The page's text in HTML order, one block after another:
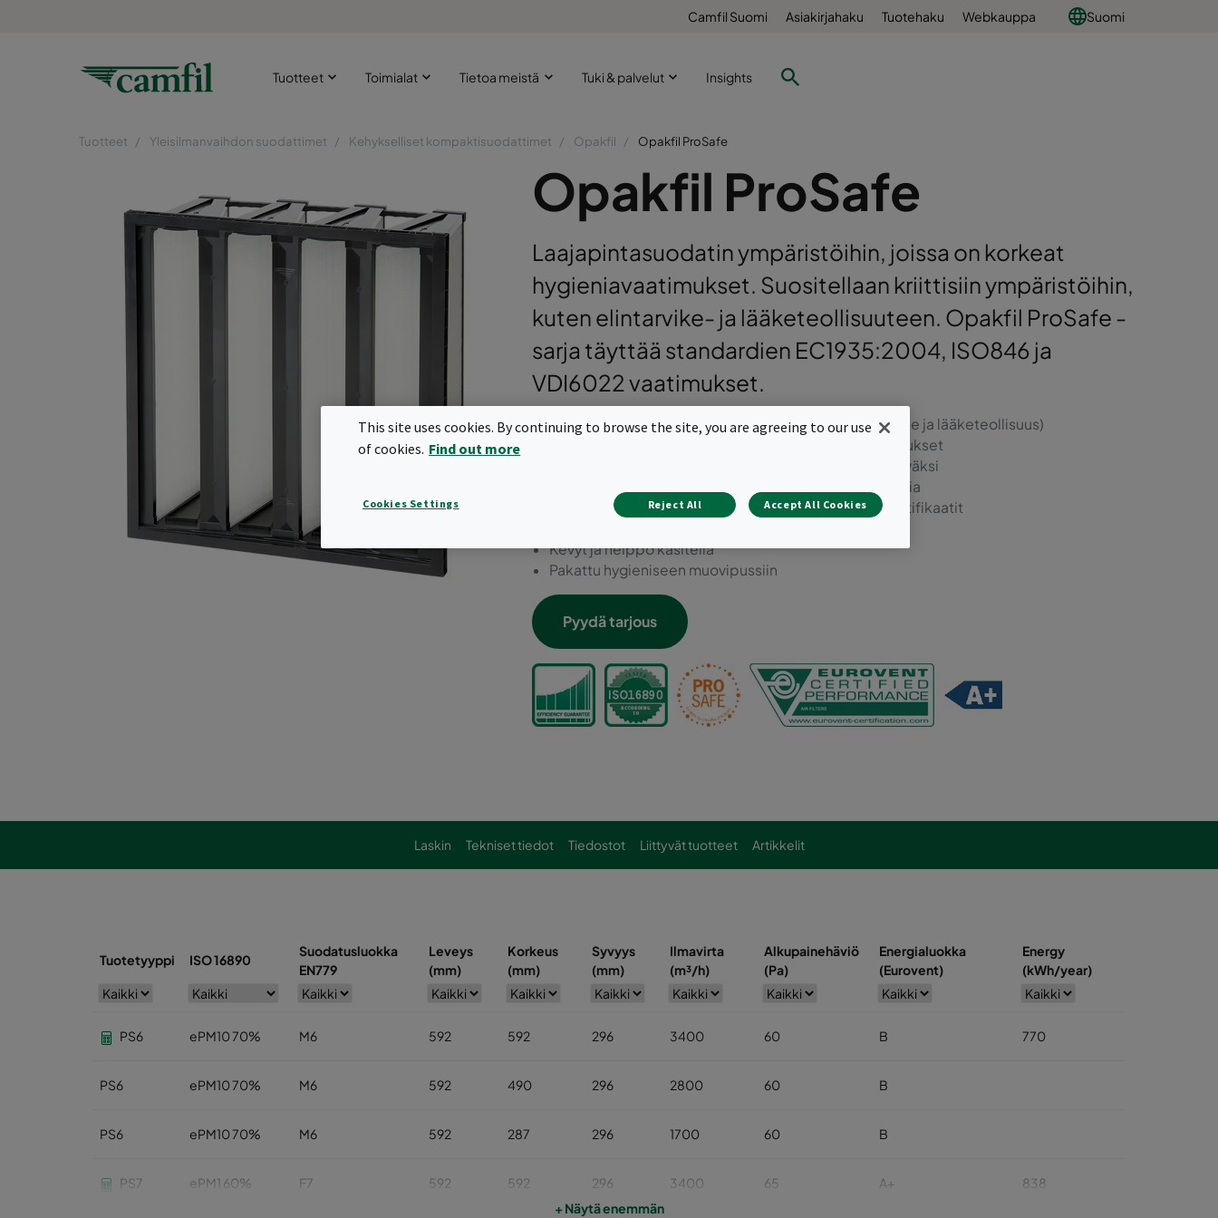
Camfil Suomi Asiakirjahaku Tuotehaku Webkauppa Suomi
Tuotteet Toimialat Tietoa meistä Tuki & palvelut Insights
Tuotteet Yleisilmanvaihdon suodattimet Kehykselliset kompaktisuodattimet Opakfil Opakfil ProSafe
Opakfil ProSafe
Laajapintasuodatin ympäristöihin, joissa on korkeat
hygieniavaatimukset. Suositellaan kriittisiin ympäristöihin,
kuten elintarvike- ja lääketeollisuuteen. Opakfil ProSafe -
sarja täyttää standardien EC1935:2004, ISO846 ja
VDI6022 vaatimukset.
Suunnittelun lähtökohtana tuoteturvallisuus (elintarvike ja lääketeollisuus)
Täyttää elintarviketeollisuuden EC 1935:2004 vaatimukset
Sertifioitu ISO 846 / VDI 6022 mikrobikasvua ehkäiseväksi
Suodatinmateriaalina kehittyneintä lasikuitumateriaalia
Suodattimessa QR -koodi, josta löytyvät tiedot ja sertifikaatit
Kevyt ja helppo käsitellä
Pakattu hygieniseen muovipussiin
Pyydä tarjous
Laskin Tekniset tiedot Tiedostot Liittyvät tuotteet Artikkelit
Tuotetyyppi ISO 16890
Suodatusluokka
EN779
Leveys
(mm)
Korkeus
(mm)
Syvyys
(mm)
Ilmavirta
(m³/h)
Alkupainehäviö
(Pa)
Energialuokka
(Eurovent)
Energy
(kWh/year)
PS6 ePM10 70% M6 592 592 296 3400 60 B 770
PS6 ePM10 70% M6 592 490 296 2800 60 B
PS6 ePM10 70% M6 592 287 296 1700 60 B
PS7 ePM1 60% F7 592 592 296 3400 65 A+ 838
+ Näytä enemmän
This site uses cookies. By continuing to browse the site, you are agreeing to our use
of cookies. Find out more
Cookies Settings Reject All Accept All Cookies